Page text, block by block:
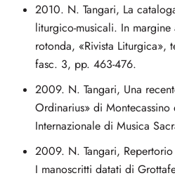
2010. N. Tangari, La
liturgico-musicali. In
rotonda, «Rivista Liturgica»,
fasc. 3, pp. 463-476.
2009. N. Tangari, Una
Ordinarius» di Montecassino
Internazionale di Musica
2009. N. Tangari,
I manoscritti datati di